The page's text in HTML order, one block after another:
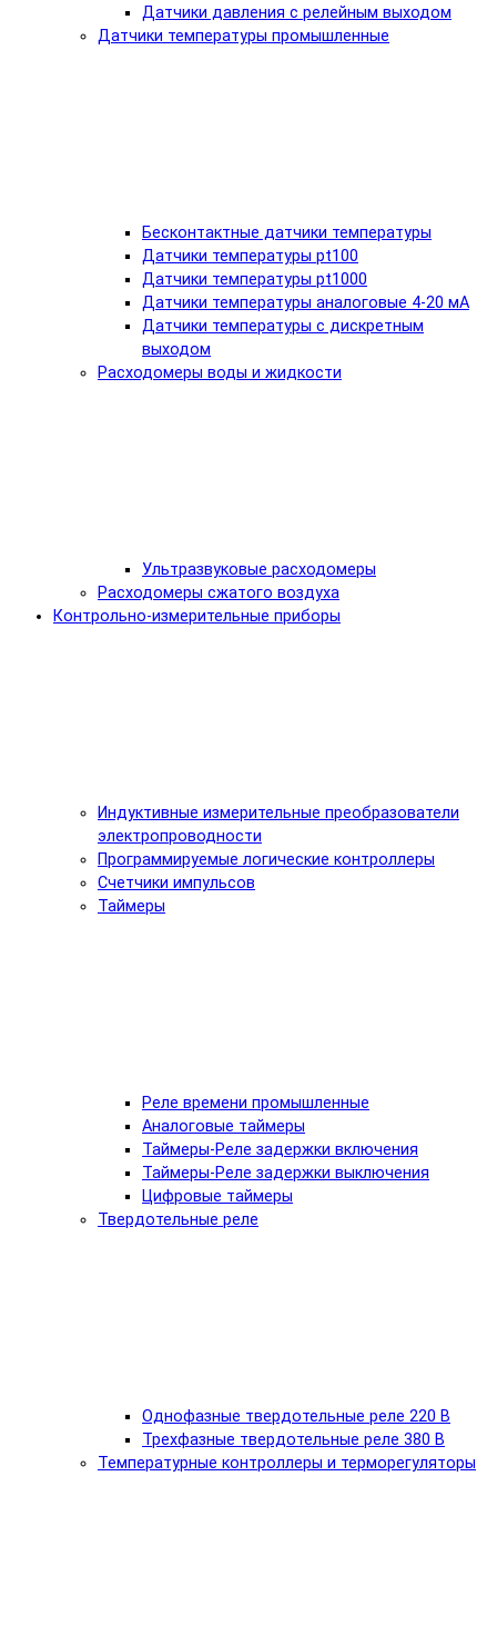
Датчики давления с релейным выходом
Датчики температуры промышленные
Бесконтактные датчики температуры
Датчики температуры pt100
Датчики температуры pt1000
Датчики температуры аналоговые 4-20 мА
Датчики температуры с дискретным
выходом
Расходомеры воды и жидкости
Ультразвуковые расходомеры
Расходомеры сжатого воздуха
Контрольно-измерительные приборы
Индуктивные измерительные преобразователи
электропроводности
Программируемые логические контроллеры
Счетчики импульсов
Таймеры
Реле времени промышленные
Аналоговые таймеры
Таймеры-Реле задержки включения
Таймеры-Реле задержки выключения
Цифровые таймеры
Твердотельные реле
Однофазные твердотельные реле 220 В
Трехфазные твердотельные реле 380 В
Температурные контроллеры и терморегуляторы